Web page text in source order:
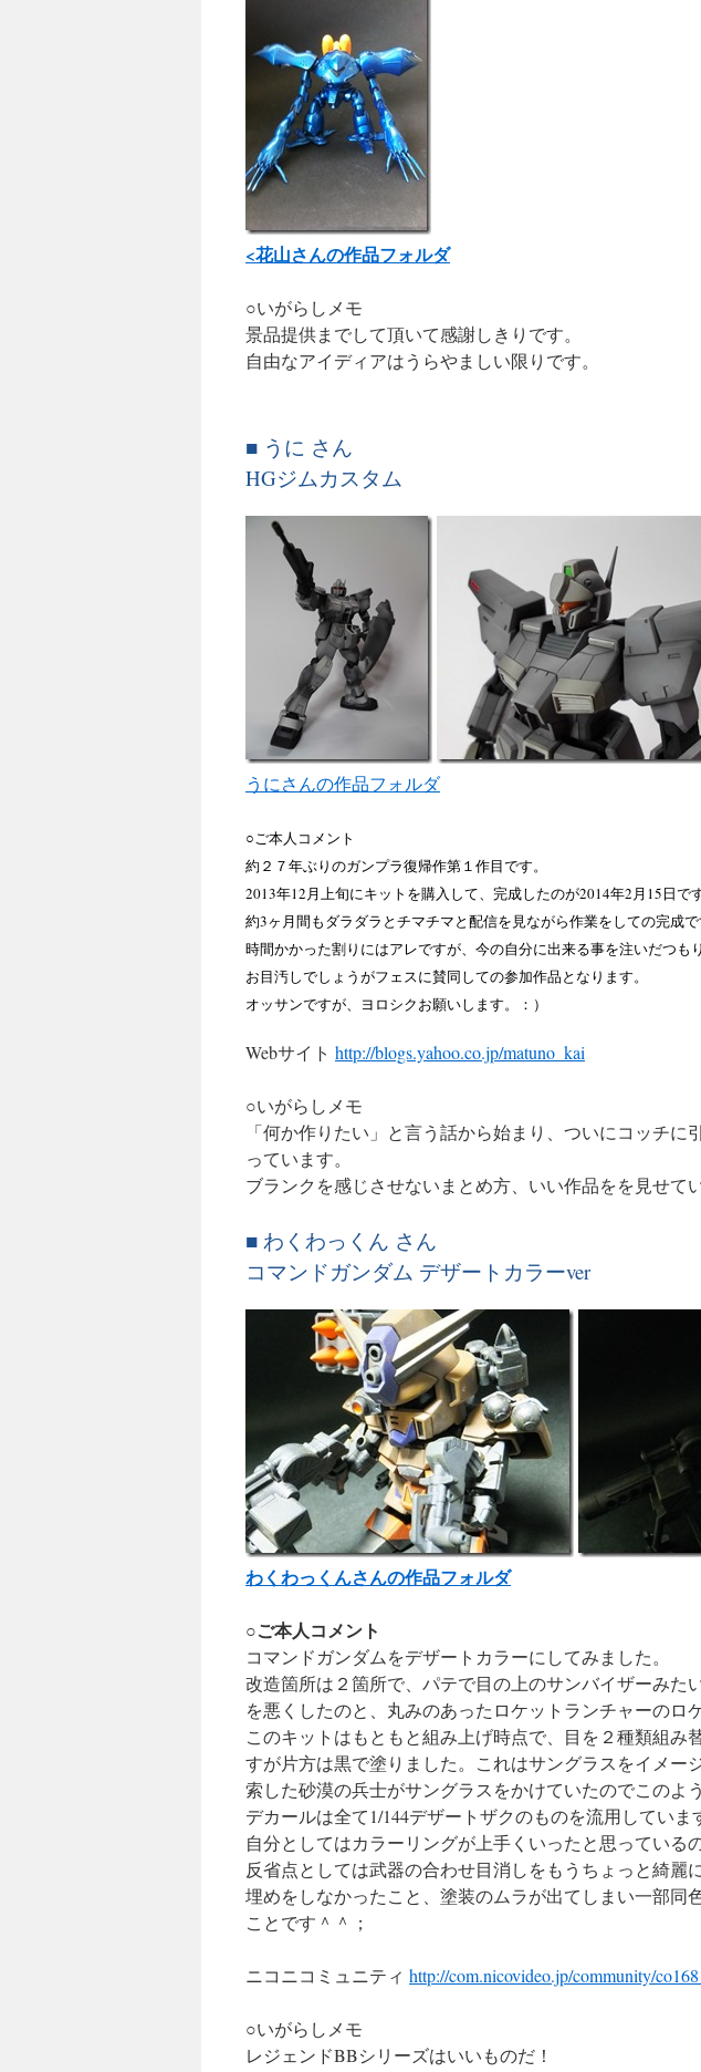
<花山さんの作品フォルダ
○いがらしメモ
景品提供までして頂いて感謝しきりです。
自由なアイディアはうらやましい限りです。
■ うに さん
HGジムカスタム
うにさんの作品フォルダ
○ご本人コメント
約２７年ぶりのガンプラ復帰作第１作目です。
2013年12月上旬にキットを購入して、完成したのが2014年2月15日です
約3ヶ月間もダラダラとチマチマと配信を見ながら作業をしての完成で
時間かかった割りにはアレですが、今の自分に出来る事を注いだつもり
お目汚しでしょうがフェスに賛同しての参加作品となります。
オッサンですが、ヨロシクお願いします。：）
Webサイト http://blogs.yahoo.co.jp/matuno_kai
○いがらしメモ
「何か作りたい」と言う話から始まり、ついにコッチに
っています。
ブランクを感じさせないまとめ方、いい作品をを見せて
■ わくわっくん さん
コマンドガンダム デザートカラーver
わくわっくんさんの作品フォルダ
○ご本人コメント
コマンドガンダムをデザートカラーにしてみました。
改造箇所は２箇所で、パテで目の上のサンバイザーみた
を悪くしたのと、丸みのあったロケットランチャーのロ
このキットはもともと組み上げ時点で、目を２種類組み
すが片方は黒で塗りました。これはサングラスをイメー
索した砂漠の兵士がサングラスをかけていたのでこのよ
デカールは全て1/144デザートザクのものを流用していま
自分としてはカラーリングが上手くいったと思っている
反省点としては武器の合わせ目消しをもうちょっと綺麗
埋めをしなかったこと、塗装のムラが出てしまい一部同
ことです＾＾；
ニコニコミュニティ http://com.nicovideo.jp/community/
○いがらしメモ
レジェンドBBシリーズはいいものだ！